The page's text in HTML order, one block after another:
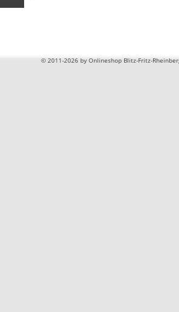
© 2011-2026 by Onlineshop Blitz-Fritz-